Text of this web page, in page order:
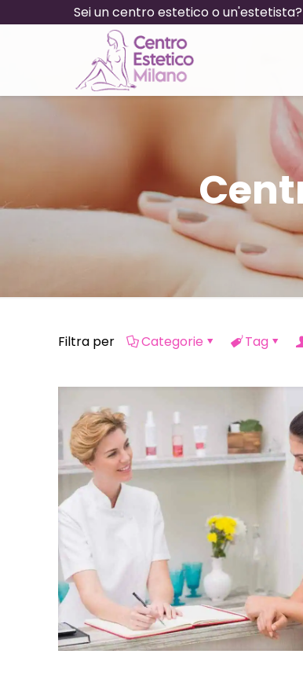
Sei un centro estetico o un'estetista?
Filtra per Categorie Tag